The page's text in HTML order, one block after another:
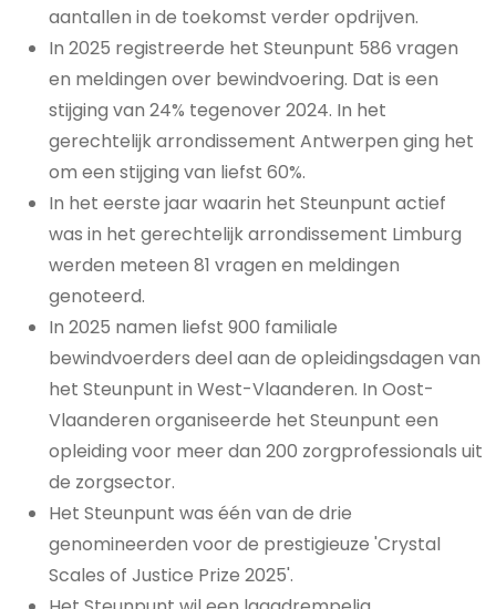
aantallen in de toekomst verder opdrijven.
In 2025 registreerde het Steunpunt 586 vragen
en meldingen over bewindvoering. Dat is een
stijging van 24% tegenover 2024. In het
gerechtelijk arrondissement Antwerpen ging het
om een stijging van liefst 60%.
In het eerste jaar waarin het Steunpunt actief
was in het gerechtelijk arrondissement Limburg
werden meteen 81 vragen en meldingen
genoteerd.
In 2025 namen liefst 900 familiale
bewindvoerders deel aan de opleidingsdagen van
het Steunpunt in West-Vlaanderen. In Oost-
Vlaanderen organiseerde het Steunpunt een
opleiding voor meer dan 200 zorgprofessionals uit
de zorgsector.
Het Steunpunt was één van de drie
genomineerden voor de prestigieuze 'Crystal
Scales of Justice Prize 2025'.